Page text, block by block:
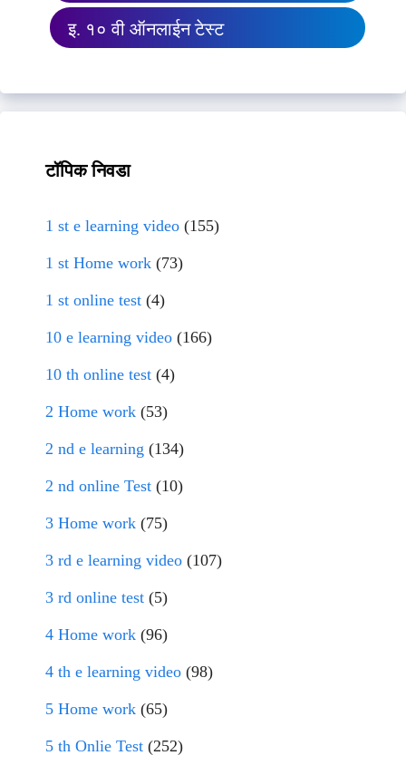
इ. १० वी ऑनलाईन टेस्ट
टॉपिक निवडा
1 st e learning video (155)
1 st Home work (73)
1 st online test (4)
10 e learning video (166)
10 th online test (4)
2 Home work (53)
2 nd e learning (134)
2 nd online Test (10)
3 Home work (75)
3 rd e learning video (107)
3 rd online test (5)
4 Home work (96)
4 th e learning video (98)
5 Home work (65)
5 th Onlie Test (252)